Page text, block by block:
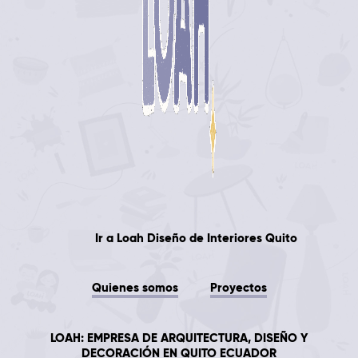
Ir a Loah Diseño de Interiores Quito
Quienes somos Proyectos
LOAH: EMPRESA DE ARQUITECTURA, DISEÑO Y
DECORACIÓN EN QUITO ECUADOR